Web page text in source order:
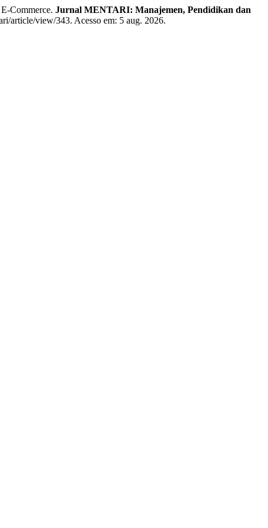
Commerce. Jurnal MENTARI: Manajemen, Pendidikan dan
article/view/343. Acesso em: 5 aug. 2026.